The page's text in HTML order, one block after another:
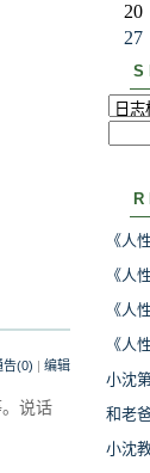
告(0) 编辑
说话
20
27
《人
《人
《人
《人
小沈
和老
小沈